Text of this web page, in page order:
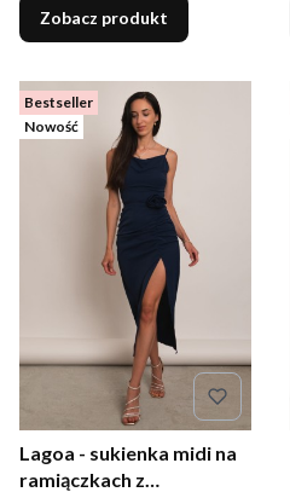
Zobacz produkt
Bestseller
Nowość
Lagoa - sukienka midi na
ramiączkach z